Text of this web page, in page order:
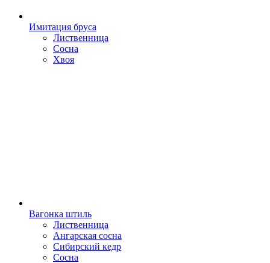
Имитация бруса
Лиственница
Сосна
Хвоя
Вагонка штиль
Лиственница
Ангарская сосна
Сибирский кедр
Сосна